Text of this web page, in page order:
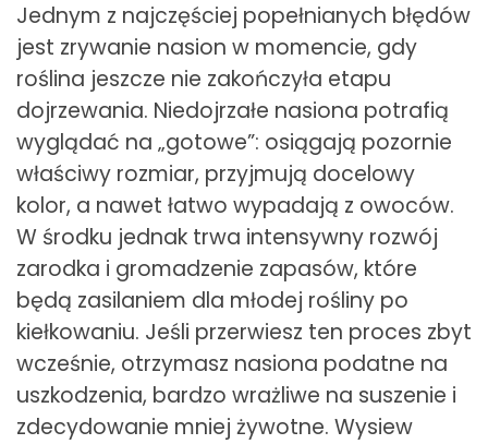
Jednym z najczęściej popełnianych błędów
jest zrywanie nasion w momencie, gdy
roślina jeszcze nie zakończyła etapu
dojrzewania. Niedojrzałe nasiona potrafią
wyglądać na „gotowe”: osiągają pozornie
właściwy rozmiar, przyjmują docelowy
kolor, a nawet łatwo wypadają z owoców.
W środku jednak trwa intensywny rozwój
zarodka i gromadzenie zapasów, które
będą zasilaniem dla młodej rośliny po
kiełkowaniu. Jeśli przerwiesz ten proces zbyt
wcześnie, otrzymasz nasiona podatne na
uszkodzenia, bardzo wrażliwe na suszenie i
zdecydowanie mniej żywotne. Wysiew